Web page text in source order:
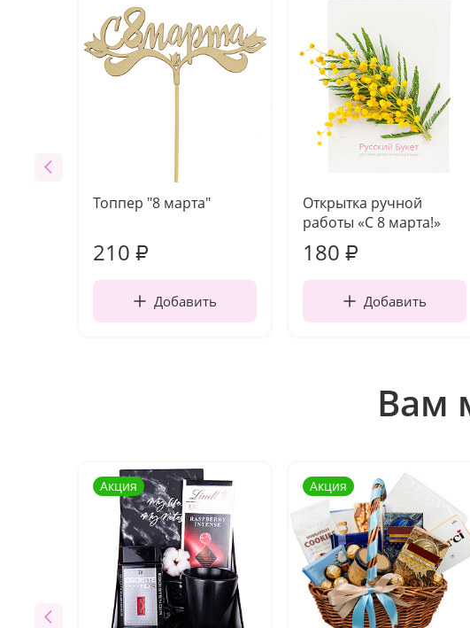
Топпер "8 марта"
210 ₽
Добавить
Открытка ручной
работы «С 8 марта!»
180 ₽
Добавить
Вам
Акция Акция